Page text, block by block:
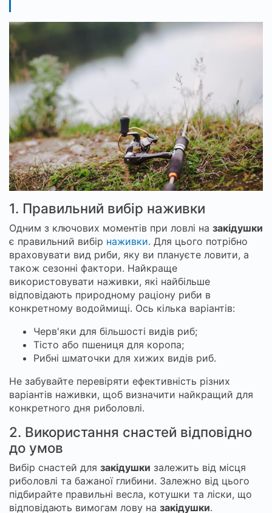
1. Правильний вибір наживки
Одним з ключових моментів при ловлі на закідушки
є правильний вибір наживки. Для цього потрібно
враховувати вид риби, яку ви плануєте ловити, а
також сезонні фактори. Найкраще
використовувати наживки, які найбільше
відповідають природному раціону риби в
конкретному водоймищі. Ось кілька варіантів:
Черв'яки для більшості видів риб;
Тісто або пшениця для коропа;
Рибні шматочки для хижих видів риб.
Не забувайте перевіряти ефективність різних
варіантів наживки, щоб визначити найкращий для
конкретного дня риболовлі.
2. Використання снастей відповідно
до умов
Вибір снастей для закідушки залежить від місця
риболовлі та бажаної глибини. Залежно від цього
підбирайте правильні весла, котушки та ліски, що
відповідають вимогам лову на закідушки.